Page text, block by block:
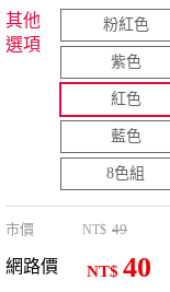
其他
選項
粉紅色
紫色
紅色
藍色
8色組
市價 NT$ 49
網路價 NT$ 40